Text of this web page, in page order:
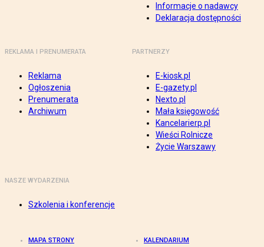
Informacje o nadawcy
Deklaracja dostępności
REKLAMA I PRENUMERATA
Reklama
Ogłoszenia
Prenumerata
Archiwum
PARTNERZY
E-kiosk.pl
E-gazety.pl
Nexto.pl
Mała księgowość
Kancelarierp.pl
Wieści Rolnicze
Życie Warszawy
NASZE WYDARZENIA
Szkolenia i konferencje
MAPA STRONY KALENDARIUM